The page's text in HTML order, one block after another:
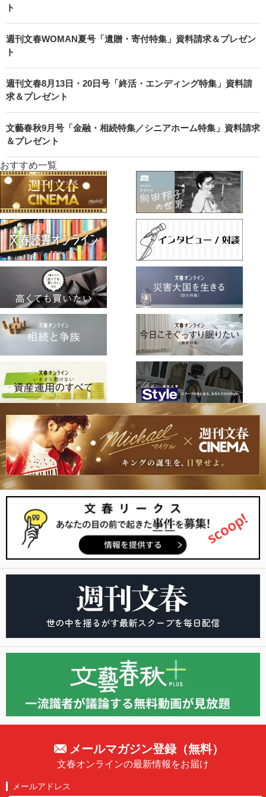
ト
週刊文春WOMAN夏号「遺贈・寄付特集」資料請求＆プレゼン
ト
週刊文春8月13日・20日号「終活・エンディング特集」資料請
求＆プレゼント
文藝春秋9月号「金融・相続特集／シニアホーム特集」資料請求
＆プレゼント
おすすめ一覧
メールマガジン登録（無料）
文春オンラインの最新情報をお届け
メールアドレス